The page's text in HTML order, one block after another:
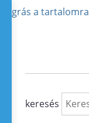
Ugrás a tartalomra
keresés